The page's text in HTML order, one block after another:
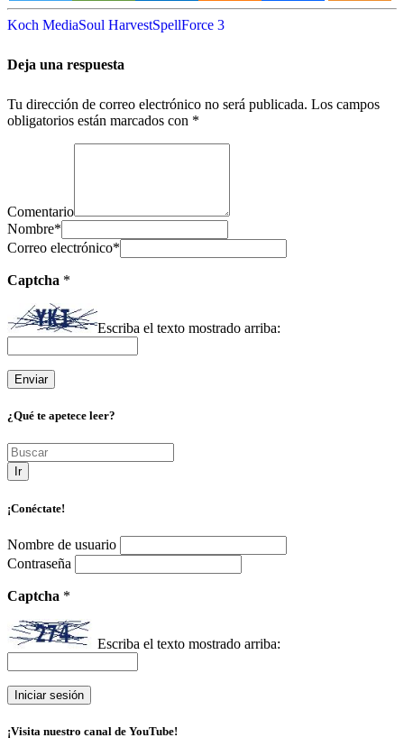
Koch MediaSoul HarvestSpellForce 3
Deja una respuesta
Tu dirección de correo electrónico no será publicada. Los campos
obligatorios están marcados con *
Comentario
Nombre*
Correo electrónico*
Captcha *
Escriba el texto mostrado arriba:
¿Qué te apetece leer?
Ir
¡Conéctate!
Nombre de usuario
Contraseña
Captcha *
Escriba el texto mostrado arriba:
¡Visita nuestro canal de YouTube!